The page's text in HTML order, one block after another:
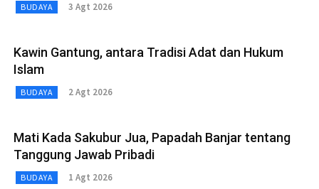
BUDAYA 3 Agt 2026
Kawin Gantung, antara Tradisi Adat dan Hukum
Islam
BUDAYA 2 Agt 2026
Mati Kada Sakubur Jua, Papadah Banjar tentang
Tanggung Jawab Pribadi
BUDAYA 1 Agt 2026